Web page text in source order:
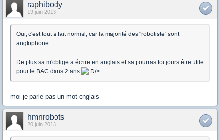
raphibody
19 juin 2013
Oui, c'est tout a fait normal, car la majorité des "robotiste" sont
anglophone.
De plus sa m'oblige a écrire en anglais et sa pourras toujours être utile
pour le BAC dans 2 ans
/>
moi je parle pas un mot englais
hmnrobots
20 juin 2013